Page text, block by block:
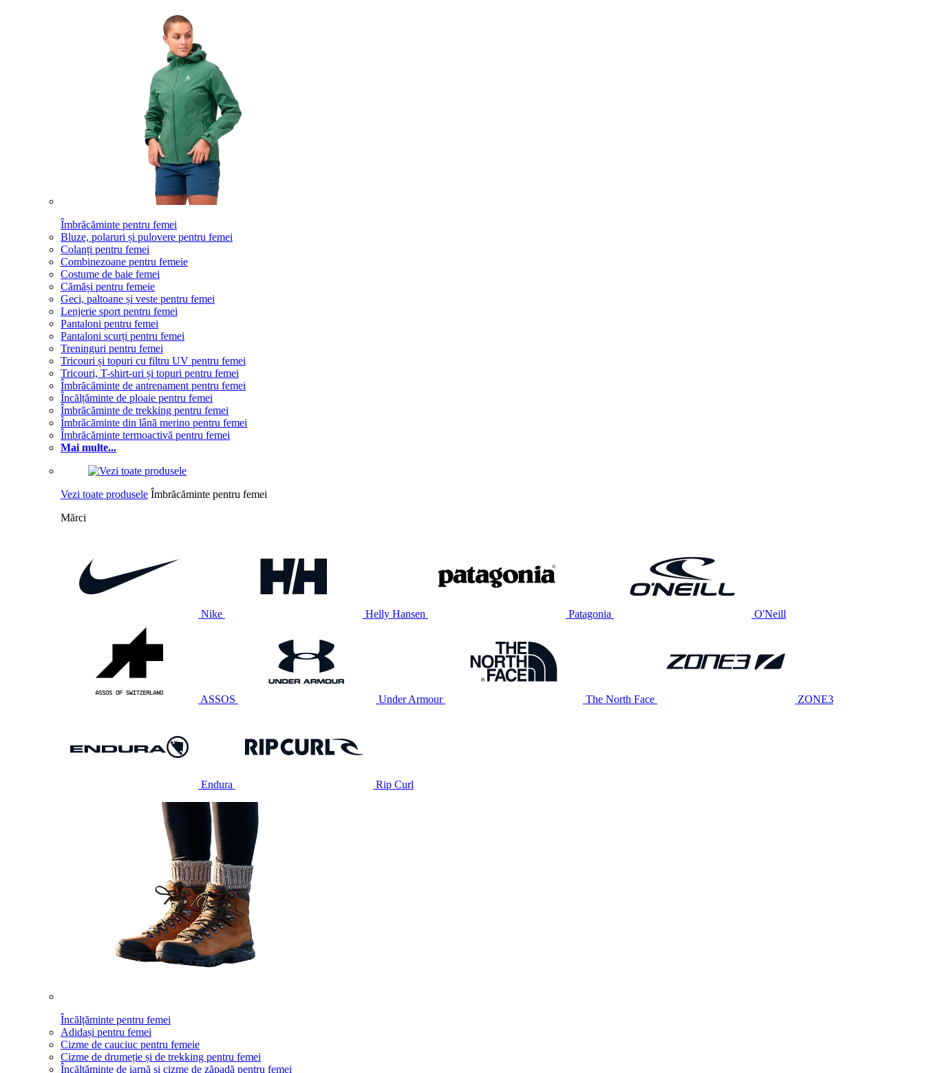
Îmbrăcăminte pentru femei
Bluze, polaruri și pulovere pentru femei
Colanți pentru femei
Combinezoane pentru femeie
Costume de baie femei
Cămăși pentru femeie
Geci, paltoane și veste pentru femei
Lenjerie sport pentru femei
Pantaloni pentru femei
Pantaloni scurți pentru femei
Treninguri pentru femei
Tricouri și topuri cu filtru UV pentru femei
Tricouri, T-shirt-uri și topuri pentru femei
Îmbrăcăminte de antrenament pentru femei
Încălțăminte de ploaie pentru femei
Îmbrăcăminte de trekking pentru femei
Îmbrăcăminte din lână merino pentru femei
Îmbrăcăminte termoactivă pentru femei
Mai multe...
Vezi toate produsele Îmbrăcăminte pentru femei
Mărci
Nike Helly Hansen Patagonia O'Neill
ASSOS Under Armour The North Face ZONE3
Endura Rip Curl
Încălțăminte pentru femei
Adidași pentru femei
Cizme de cauciuc pentru femeie
Cizme de drumeție și de trekking pentru femei
Încălțăminte de iarnă și cizme de zăpadă pentru femei